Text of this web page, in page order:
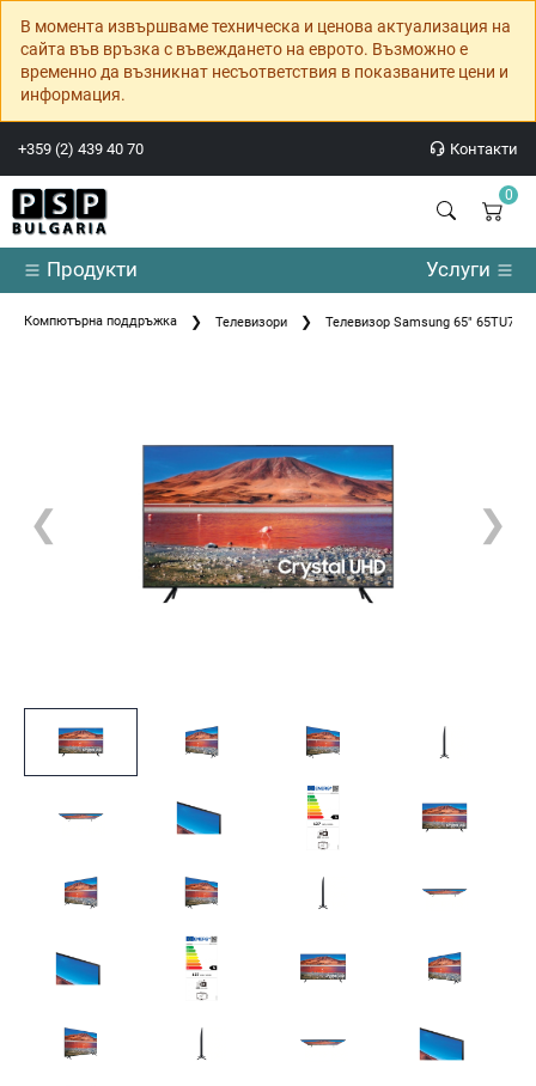
В момента извършваме техническа и ценова актуализация на
сайта във връзка с въвеждането на еврото. Възможно е
временно да възникнат несъответствия в показваните цени и
информация.
+359 (2) 439 40 70 Контакти
0
Продукти Услуги
Компютърна поддръжка Телевизори Телевизор Samsung 65"
❮ ❯